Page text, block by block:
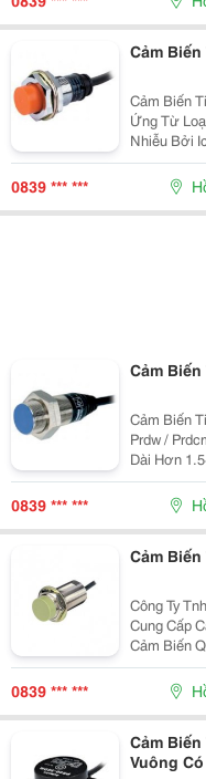
Cảm
Cảm Biến
Ứng Từ Loại
Nhiễu Bởi
Mạch Bảo
Mạch Bảo
0839 *** ***
Cảm
Cảm Biến
Prdw /
Dài Hơn
Thực Hiện
Nhất Thế
0839 *** ***
Cảm
Công Ty
Cung Cấp
Cảm Biến
Cửa/Cạnh
Suất, Bộ Mã
Tin Đặt
0839 *** ***
Cảm
Vuông